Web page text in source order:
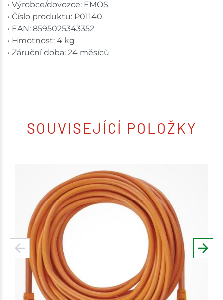
• Výrobce/dovozce: EMOS
• Číslo produktu: P01140
• EAN: 8595025343352
• Hmotnost: 4 kg
• Záruční doba: 24 měsíců
SOUVISEJÍCÍ POLOŽKY